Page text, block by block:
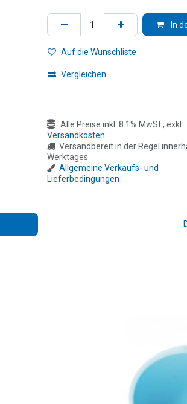
In
Auf die Wunschliste
Vergleichen
Alle Preise inkl. 8.1% MwSt., exkl.
Versandkosten
Versandbereit in der Regel
Werktages
Allgemeine Verkaufs- und
Lieferbedingungen